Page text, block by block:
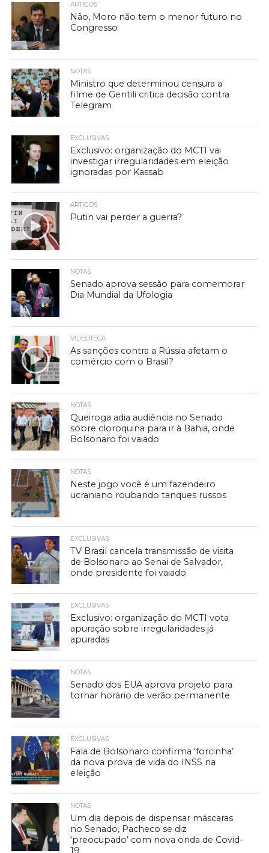
ARTIGOS
Não, Moro não tem o menor futuro no
Congresso
NOTAS
Ministro que determinou censura a
filme de Gentili critica decisão contra
Telegram
EXCLUSIVAS
Exclusivo: organização do MCTI vai
investigar irregularidades em eleição
ignoradas por Kassab
ARTIGOS
Putin vai perder a guerra?
NOTAS
Senado aprova sessão para comemorar
Dia Mundial da Ufologia
VIDEOTECA
As sanções contra a Rússia afetam o
comércio com o Brasil?
NOTAS
Queiroga adia audiência no Senado
sobre cloroquina para ir à Bahia, onde
Bolsonaro foi vaiado
NOTAS
Neste jogo você é um fazendeiro
ucraniano roubando tanques russos
EXCLUSIVAS
TV Brasil cancela transmissão de visita
de Bolsonaro ao Senai de Salvador,
onde presidente foi vaiado
EXCLUSIVAS
Exclusivo: organização do MCTI vota
apuração sobre irregularidades já
apuradas
NOTAS
Senado dos EUA aprova projeto para
tornar horário de verão permanente
EXCLUSIVAS
Fala de Bolsonaro confirma ‘forcinha’
da nova prova de vida do INSS na
eleição
NOTAS
Um dia depois de dispensar máscaras
no Senado, Pacheco se diz
‘preocupado’ com nova onda de Covid-
19